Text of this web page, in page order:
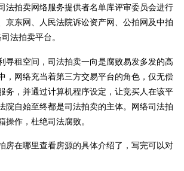
法拍卖网络服务提供者名单库评审委员会进行
京东网、人民法院诉讼资产网、公拍网及中拍
法拍卖平台。
寻租空间，司法拍卖一向是腐败易发多发的高
，网络充当着第三方交易平台的角色，仅无偿
务，并通过计算机程序设定，让竞买人在该平
院自始至终都是司法拍卖的主体。网络司法拍
操作，杜绝司法腐败。
房在哪里查看房源的具体介绍了，写完可以对